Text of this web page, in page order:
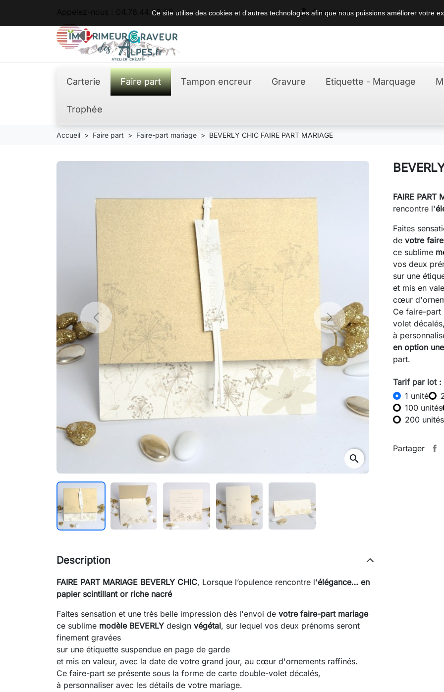
04.76.44.62.36  Connexion
Carterie Faire part Tampon encreur Gravure Etiquette - Marquage
Trophée
Accueil Faire part Faire-part mariage BEVERLY CHIC FAIRE PART MARIAGE
Previous Next
search
FAIRE PART
rencontre l'
Faites
de votre
ce sublime
vos deux
sur une
et mis en
cœur
Ce faire-part
volet décalés,
à
en option
part.
Tarif par lot :
1 unité
100 unités
200 unités
Partager
Description
FAIRE PART MARIAGE BEVERLY CHIC, Lorsque l’opulence rencontre l'élégance… en
papier scintillant or riche nacré
Faites sensation et une très belle impression dès l'envoi de votre faire-part mariage
ce sublime modèle BEVERLY design végétal, sur lequel vos deux prénoms seront
finement gravées
sur une étiquette suspendue en page de garde
et mis en valeur, avec la date de votre grand jour, au cœur d'ornements raffinés.
Ce faire-part se présente sous la forme de carte double-volet décalés,
à personnaliser avec les détails de votre mariage.
Ce site utilise des cookies et d'autres technologies afin que nous puissions améliorer votre